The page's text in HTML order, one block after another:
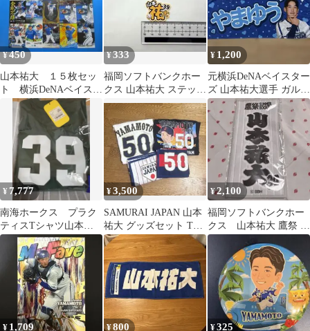
¥450
山本祐大 １５枚セッ
ト 横浜DeNAベイスタ
ーズ BBM
¥333
福岡ソフトバンクホー
クス 山本祐大 ステッカ
ー シール
¥ 1,200
元横浜DeNAベイスター
ズ 山本祐大選手 ガルフ
ェスフェイスタオル
¥ 7,777
南海ホークス プラク
ティスTシャツ山本祐
大 XL
¥3,500
SAMURAI JAPAN 山本
祐大 グッズセット Tシ
ャツ 2枚、タオル2枚
¥2,100
福岡ソフトバンクホー
クス 山本祐大 鷹祭 ミ
ニタオル
¥ 1,709 ¥800 ¥325